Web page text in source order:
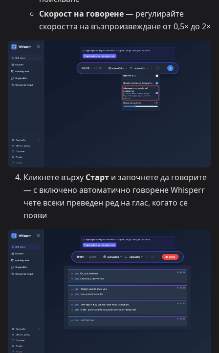
Скорост на говорене— регулирайте
скоростта на възпроизвеждане от 0,5× до 2×
Кликнете върху Старт и започнете да говорите
— с включено автоматично говорене Whisperr
чете всеки преведен ред на глас, когато се
появи